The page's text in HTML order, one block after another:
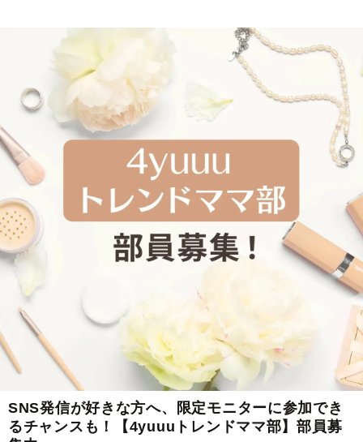
SNS発信が好きな方へ、限定モニターに参加でき
るチャンスも！【4yuuuトレンドママ部】部員募